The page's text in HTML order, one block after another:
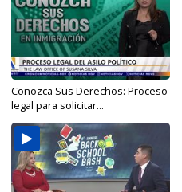
Conozca Sus Derechos: Proceso
legal para solicitar...